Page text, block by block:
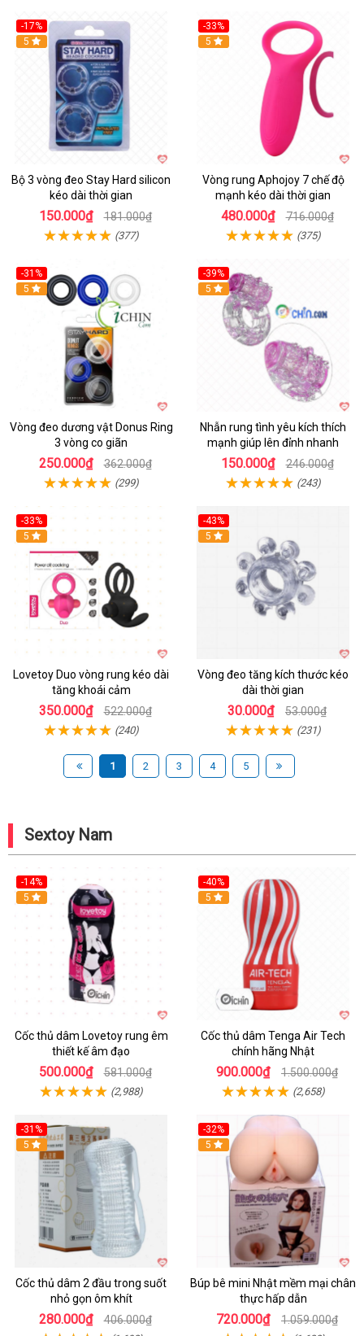
-17%
5
Bộ 3 vòng đeo Stay Hard silicon
kéo dài thời gian
150.000₫ 181.000₫
(377)
-33%
Hot
5
Vòng rung Aphojoy 7 chế độ
mạnh kéo dài thời gian
480.000₫ 716.000₫
(375)
-31%
5
Vòng đeo dương vật Donus Ring
3 vòng co giãn
250.000₫ 362.000₫
(299)
-39%
5
Nhẫn rung tình yêu kích thích
mạnh giúp lên đỉnh nhanh
150.000₫ 246.000₫
(243)
-33%
Hot
5
Lovetoy Duo vòng rung kéo dài
tăng khoái cảm
350.000₫ 522.000₫
(240)
-43%
Hot
5
Vòng đeo tăng kích thước kéo
dài thời gian
30.000₫ 53.000₫
(231)
1 2 3 4 5
Sextoy Nam
-14%
Hot
5
Cốc thủ dâm Lovetoy rung êm
thiết kế âm đạo
500.000₫ 581.000₫
(2,988)
-40%
Hot
5
Cốc thủ dâm Tenga Air Tech
chính hãng Nhật
900.000₫ 1.500.000₫
(2,658)
-31%
Hot
5
Cốc thủ dâm 2 đầu trong suốt
nhỏ gọn ôm khít
280.000₫ 406.000₫
-32%
Hot
5
Búp bê mini Nhật mềm mại chân
thực hấp dẫn
720.000₫ 1.059.000₫